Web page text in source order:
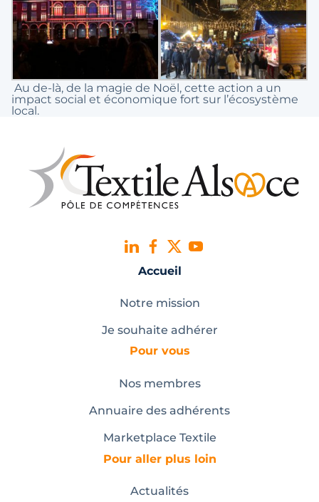
Au de-là, de la magie de Noël, cette action a un
impact social et économique fort sur l’écosystème
local.
Accueil
Notre mission
Je souhaite adhérer
Pour vous
Nos membres
Annuaire des adhérents
Marketplace Textile
Pour aller plus loin
Actualités